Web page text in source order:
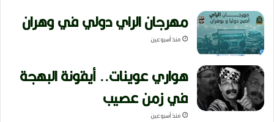
مهرجان الراي دولي في وهران
منذ أسبوعين
هواري عوينات.. أيقونة البهجة
في زمن عصيب
منذ أسبوعين